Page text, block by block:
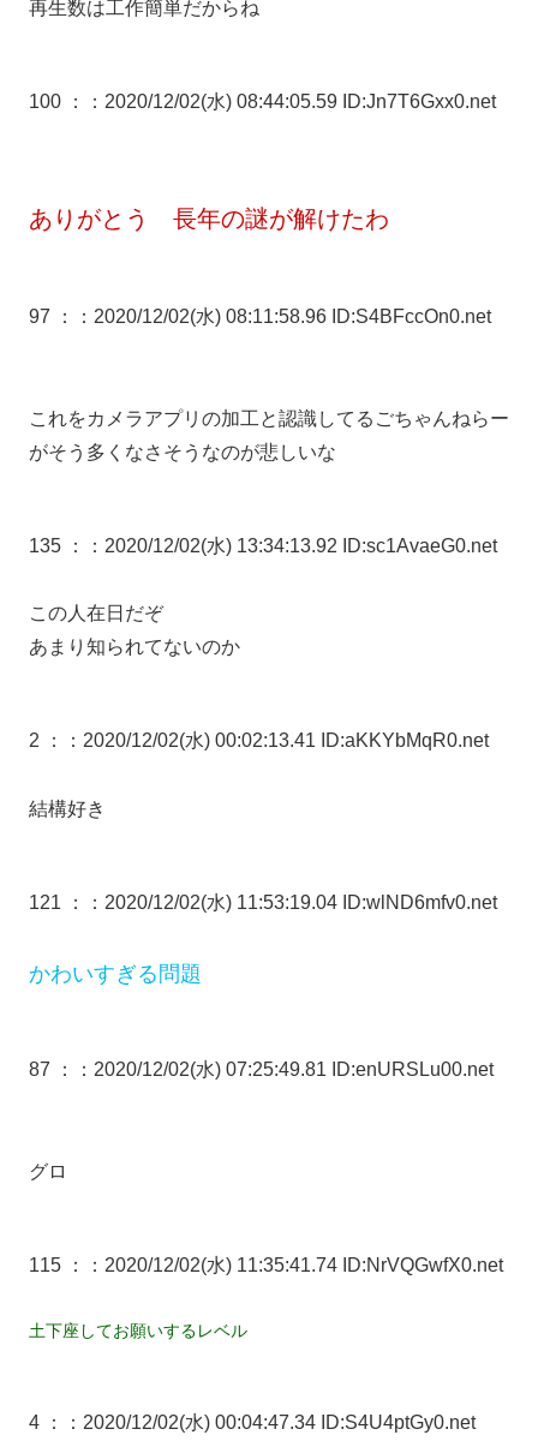
再生数は工作簡単だからね
100 ： ：2020/12/02(水) 08:44:05.59 ID:Jn7T6Gxx0.net
ありがとう 長年の謎が解けたわ
97 ： ：2020/12/02(水) 08:11:58.96 ID:S4BFccOn0.net
これをカメラアプリの加工と認識してるごちゃんねらー
がそう多くなさそうなのが悲しいな
135 ： ：2020/12/02(水) 13:34:13.92 ID:sc1AvaeG0.net
この人在日だぞ
あまり知られてないのか
2 ： ：2020/12/02(水) 00:02:13.41 ID:aKKYbMqR0.net
結構好き
121 ： ：2020/12/02(水) 11:53:19.04 ID:wlND6mfv0.net
かわいすぎる問題
87 ： ：2020/12/02(水) 07:25:49.81 ID:enURSLu00.net
グロ
115 ： ：2020/12/02(水) 11:35:41.74 ID:NrVQGwfX0.net
土下座してお願いするレベル
4 ： ：2020/12/02(水) 00:04:47.34 ID:S4U4ptGy0.net